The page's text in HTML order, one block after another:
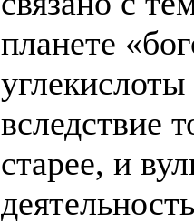
планете
вследствие
старее, и